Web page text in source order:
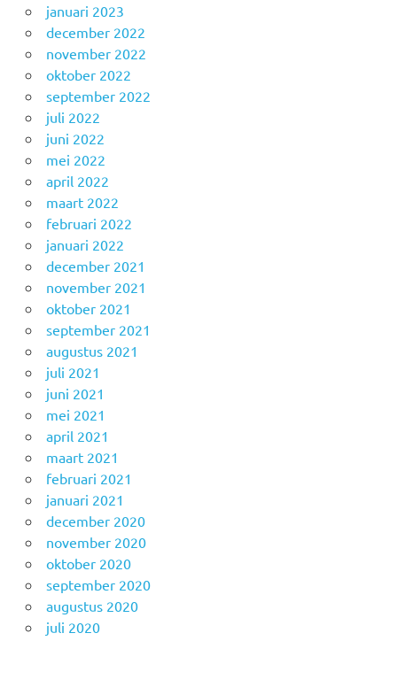
januari 2023
december 2022
november 2022
oktober 2022
september 2022
juli 2022
juni 2022
mei 2022
april 2022
maart 2022
februari 2022
januari 2022
december 2021
november 2021
oktober 2021
september 2021
augustus 2021
juli 2021
juni 2021
mei 2021
april 2021
maart 2021
februari 2021
januari 2021
december 2020
november 2020
oktober 2020
september 2020
augustus 2020
juli 2020